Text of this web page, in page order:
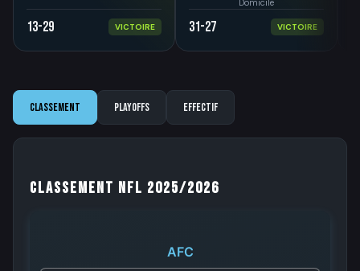
13-29 VICTOIRE
Domicile
31-27 VICTOIRE
Classement Playoffs Effectif
Classement NFL 2025/2026
AFC